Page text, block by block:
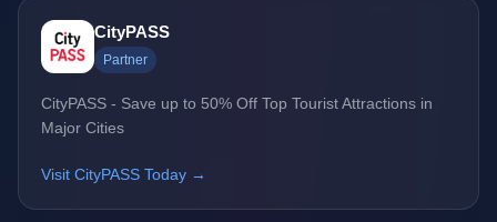
CityPASS
Partner
CityPASS - Save up to 50% Off Top Tourist Attractions in
Major Cities
Visit CityPASS Today →